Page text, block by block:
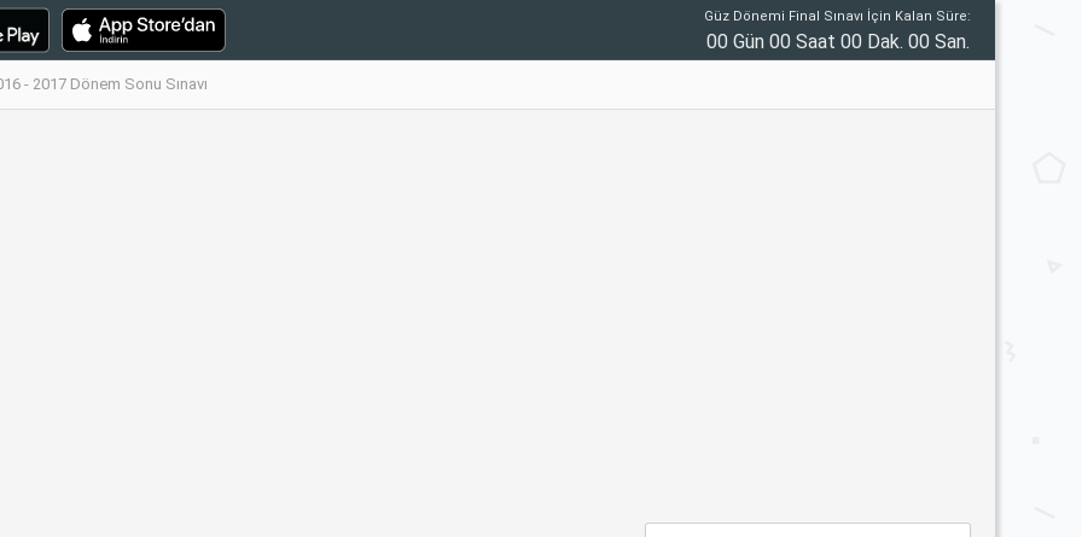
Güz Dönemi Final Sınavı İçin Kalan Süre:
00 Gün 00 Saat 00 Dak. 00 San.
- 2017 Dönem Sonu Sınavı